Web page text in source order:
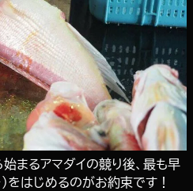
まるアマダイの競り後、最も早
をはじめるのがお約束です！